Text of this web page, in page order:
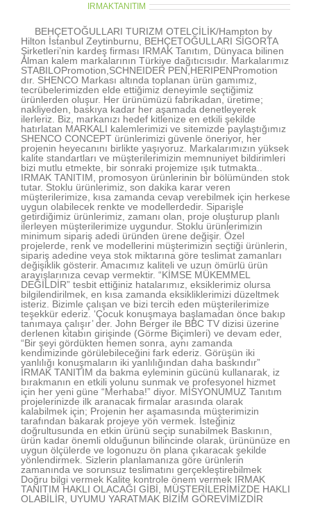
IRMAKTANITIM
BEHÇETOĞULLARI TURIZM OTELCİLİK/Hampton by
Hilton İstanbul Zeytinburnu, BEHÇETOĞULLARI SİGORTA
Şirketleri’nin kardeş firması IRMAK Tanıtım, Dünyaca bilinen
Alman kalem markalarının Türkiye dağıtıcısıdır. Markalarımız
STABILOPromotion,SCHNEIDER PEN,HERIPENPromotion
dır. SHENCO Markası altında toplanan ürün gamımız,
tecrübelerimizden elde ettiğimiz deneyimle seçtiğimiz
ürünlerden oluşur. Her ürünümüzü fabrikadan, üretime;
nakliyeden, baskıya kadar her aşamada denetleyerek
ilerleriz. Biz, markanızı hedef kitlenize en etkili şekilde
hatırlatan MARKALI kalemlerimizi ve sitemizde paylaştığımız
SHENCO CONCEPT ürünlerimizi güvenle öneriyor, her
projenin heyecanını birlikte yaşıyoruz. Markalarımızın yüksek
kalite standartları ve müşterilerimizin memnuniyet bildirimleri
bizi mutlu etmekte, bir sonraki projemize ışık tutmakta..
IRMAK TANITIM, promosyon ürünlerinin bir bölümünden stok
tutar. Stoklu ürünlerimiz, son dakika karar veren
müşterilerimize, kısa zamanda cevap verebilmek için herkese
uygun olabilecek renkte ve modellerdedir. Siparişle
getirdiğimiz ürünlerimiz, zamanı olan, proje oluşturup planlı
ilerleyen müşterilerimize uygundur. Stoklu ürünlerimizin
minimum sipariş adedi üründen ürene değişir. Özel
projelerde, renk ve modellerini müşterimizin seçtiği ürünlerin,
sipariş adedine veya stok miktarına göre teslimat zamanları
değişiklik gösterir. Amacımız kaliteli ve uzun ömürlü ürün
arayışlarınıza cevap vermektir. “KİMSE MÜKEMMEL
DEĞİLDİR” tesbit ettiğiniz hatalarımız, eksiklerimiz olursa
bilgilendirilmek, en kısa zamanda eksikliklerimizi düzeltmek
isteriz. Bizimle çalışan ve bizi tercih eden müşterilerimize
teşekkür ederiz. ‘Çocuk konuşmaya başlamadan önce bakıp
tanımaya çalışır’ der. John Berger ile BBC TV dizisi üzerine
derlenen kitabın girişinde (Görme Biçimleri) ve devam eder,
“Bir şeyi gördükten hemen sonra, aynı zamanda
kendimizinde görülebileceğini fark ederiz. Görüşün iki
yanlılığı konuşmaların iki yanlılığından daha baskındır”
IRMAK TANITIM da bakma eyleminin gücünü kullanarak, iz
bırakmanın en etkili yolunu sunmak ve profesyonel hizmet
için her yeni güne “Merhaba!” diyor. MİSYONUMUZ Tanıtım
projelerinizde ilk aranacak firmalar arasında olarak
kalabilmek için; Projenin her aşamasında müşterimizin
tarafından bakarak projeye yön vermek. İsteğiniz
doğrultusunda en etkin ürünü seçip sunabilmek Baskının,
ürün kadar önemli olduğunun bilincinde olarak, ürününüze en
uygun ölçülerde ve logonuzu ön plana çıkaracak şekilde
yönlendirmek. Sizlerin planlamanıza göre ürünlerin
zamanında ve sorunsuz teslimatını gerçekleştirebilmek
Doğru bilgi vermek Kalite kontrole önem vermek IRMAK
TANITIM HAKLI OLACAĞI GİBİ, MÜŞTERİLERİMİZDE HAKLI
OLABİLİR, UYUMU YARATMAK BİZİM GÖREVİMİZDİR